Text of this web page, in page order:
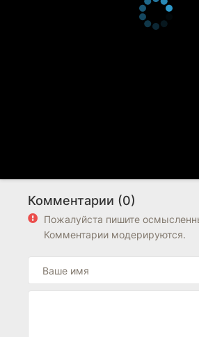
Комментарии (0)
Пожалуйста пишите
Комментарии модерируются.